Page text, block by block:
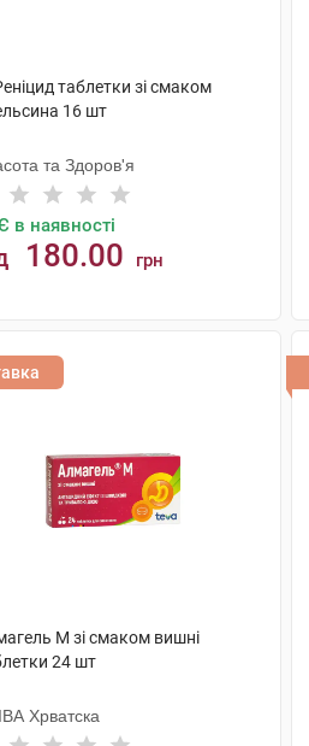
таблетки зі смаком
16 шт
та Здоров'я
в наявності
180.00 грн
M зі смаком вишні
24 шт
Хрватска